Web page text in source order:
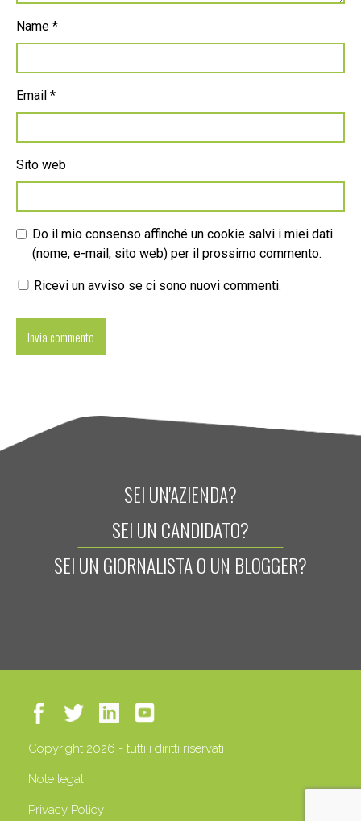
Name *
Email *
Sito web
Do il mio consenso affinché un cookie salvi i miei dati
(nome, e-mail, sito web) per il prossimo commento.
Ricevi un avviso se ci sono nuovi commenti.
SEI UN'AZIENDA?
SEI UN CANDIDATO?
SEI UN GIORNALISTA O UN BLOGGER?
Copyright 2026 - tutti i diritti riservati
Note legali
Privacy Policy